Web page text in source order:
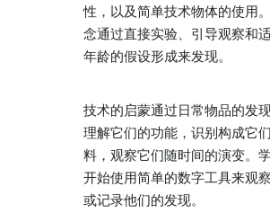
性，以及简单技术物体的使用
念通过直接实验、引导观察和
年龄的假设形成来发现。
技术的启蒙通过日常物品的发
理解它们的功能，识别构成它
料，观察它们随时间的演变。
开始使用简单的数字工具来观
或记录他们的发现。